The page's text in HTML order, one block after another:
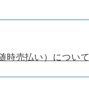
時売払い）について